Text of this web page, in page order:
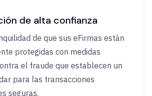
de alta confianza
de que sus eFirmas están
protegidas con medidas
el fraude que establecen un
para las transacciones
seguras.